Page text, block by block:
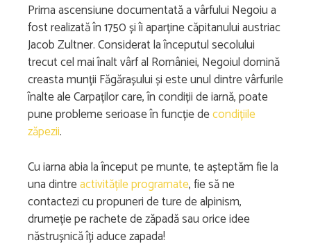
Prima ascensiune documentată a vârfului Negoiu a
fost realizată în 1750 și îi aparține căpitanului austriac
Jacob Zultner. Considerat la începutul secolului
trecut cel mai înalt vârf al României, Negoiul domină
creasta munții Făgărașului și este unul dintre vârfurile
înalte ale Carpaților care, în condiții de iarnă, poate
pune probleme serioase în funcție decondițiile
zăpezii.
Cu iarna abia la început pe munte, te așteptăm fie la
una dintreactivitățile programate, fie să ne
contactezi cu propuneri de ture de alpinism,
drumeție pe rachete de zăpadă sau orice idee
năstrușnică îți aduce zapada!